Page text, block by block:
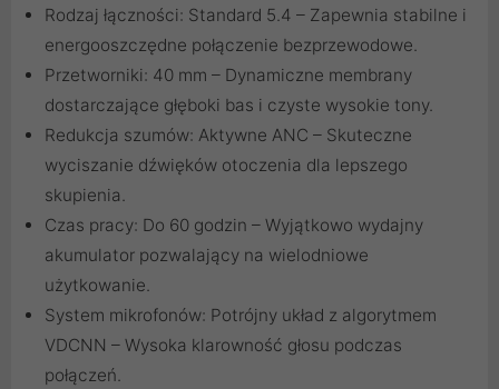
Rodzaj łączności: Standard 5.4 – Zapewnia stabilne i
energooszczędne połączenie bezprzewodowe.
Przetworniki: 40 mm – Dynamiczne membrany
dostarczające głęboki bas i czyste wysokie tony.
Redukcja szumów: Aktywne ANC – Skuteczne
wyciszanie dźwięków otoczenia dla lepszego
skupienia.
Czas pracy: Do 60 godzin – Wyjątkowo wydajny
akumulator pozwalający na wielodniowe
użytkowanie.
System mikrofonów: Potrójny układ z algorytmem
VDCNN – Wysoka klarowność głosu podczas
połączeń.